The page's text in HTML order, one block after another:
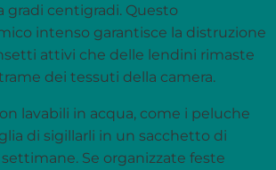
gradi centigradi. Questo
intenso garantisce la distruzione
attivi che delle lendini rimaste
dei tessuti della camera.
lavabili in acqua, come i peluche
di sigillarli in un sacchetto di
Se organizzate feste